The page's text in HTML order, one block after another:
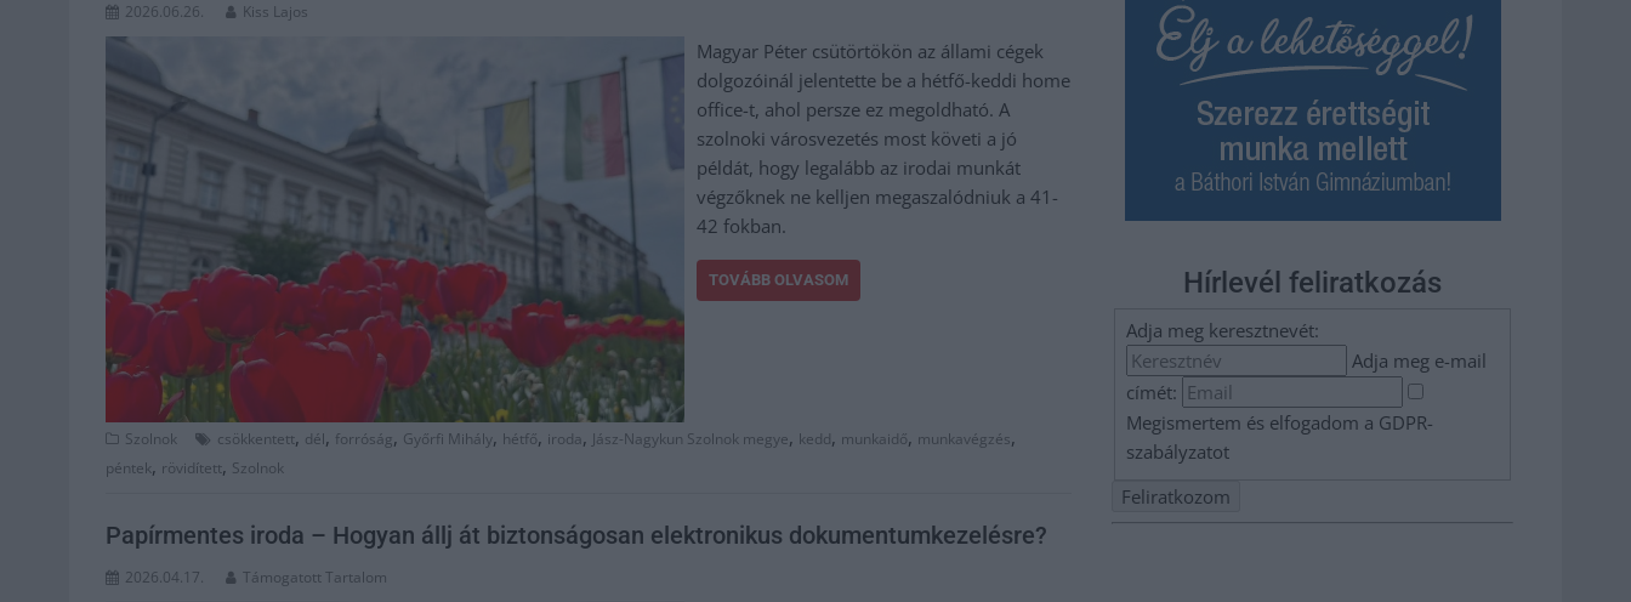
2026.06.26. Kiss Lajos
Magyar Péter csütörtökön az állami cégek
dolgozóinál jelentette be a hétfő-keddi home
office-t, ahol persze ez megoldható. A
szolnoki városvezetés most követi a jó
példát, hogy legalább az irodai munkát
végzőknek ne kelljen megaszalódniuk a 41-
42 fokban.
TOVÁBB OLVASOM
Szolnok csökkentett, dél, forróság, Győrfi Mihály, hétfő, iroda, Jász-Nagykun Szolnok megye, kedd, munkaidő, munkavégzés,
péntek, rövidített, Szolnok
Papírmentes iroda – Hogyan állj át biztonságosan elektronikus dokumentumkezelésre?
2026.04.17. Támogatott Tartalom
Hírlevél feliratkozás
Adja meg keresztnevét:
Adja meg e-mail
címét:
Megismertem és elfogadom a GDPR-
szabályzatot